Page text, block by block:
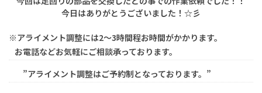
今日はありがとうございました！☆彡
※アライメント調整には2～3時間程お時間がかかります。
お電話などお気軽にご相談承っております。
”アライメント調整はご予約制となっております。”